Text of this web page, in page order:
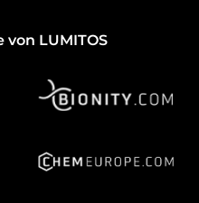
LUMITOS